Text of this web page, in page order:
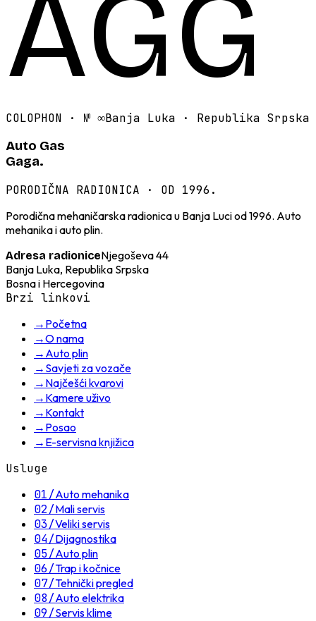
AGG
COLOPHON · № ∞Banja Luka · Republika Srpska
Auto Gas
Gaga.
PORODIČNA RADIONICA · OD 1996.
Porodična mehaničarska radionica u Banja Luci od 1996. Auto
mehanika i auto plin.
Adresa radioniceNjegoševa 44
Banja Luka, Republika Srpska
Bosna i Hercegovina
Brzi linkovi
→ Početna
→O nama
→ Auto plin
→ Savjeti za vozače
→ Najčešći kvarovi
→ Kamere uživo
→ Kontakt
→ Posao
→ E-servisna knjižica
Usluge
01/Auto mehanika
02/Mali servis
03/Veliki servis
04/Dijagnostika
05/Auto plin
06/Trap i kočnice
07/Tehnički pregled
08/Auto elektrika
09/Servis klime